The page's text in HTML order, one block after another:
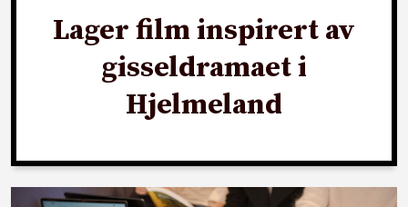
Lager film inspirert av
gisseldramaet i
Hjelmeland